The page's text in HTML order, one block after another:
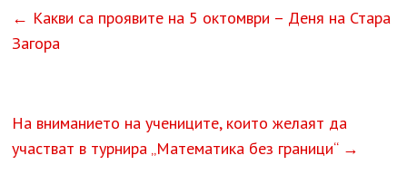
← Какви са проявите на 5 октомври – Деня на Стара
Загора
На вниманието на учениците, които желаят да
участват в турнира „Математика без граници“ →